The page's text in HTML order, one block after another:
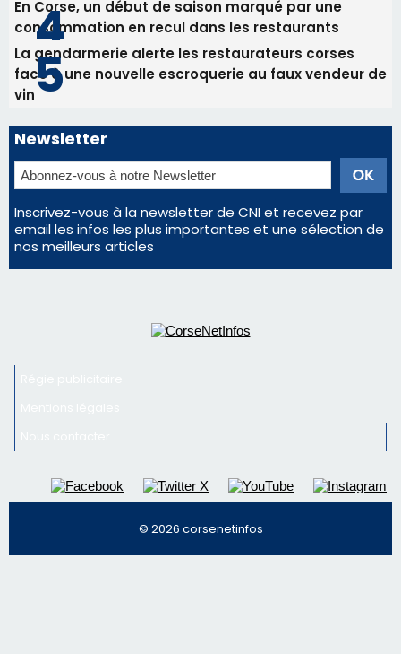
Inscrivez-vous à la newsletter de CNI et recevez par
email les infos les plus importantes et une sélection de
nos meilleurs articles
Régie publicitaire
Mentions légales
Nous contacter